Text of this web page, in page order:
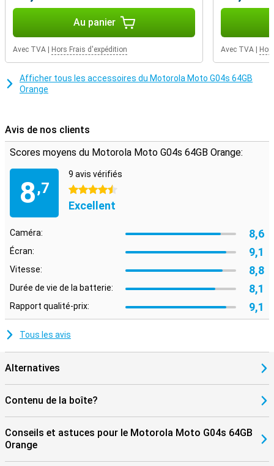
Au panier
Avec TVA Hors Frais d'expédition Avec TVA
Afficher tous les accessoires du Motorola Moto G04s 64GB
Orange
Avis de nos clients
Scores moyens du Motorola Moto G04s 64GB Orange:
8,7
9 avis vérifiés
4.5 étoiles
Excellent
Caméra: 8,6
Écran: 9,1
Vitesse: 8,8
Durée de vie de la batterie: 8,1
Rapport qualité-prix: 9,1
Tous les avis
Alternatives
Contenu de la boîte?
Conseils et astuces pour le Motorola Moto G04s 64GB
Orange